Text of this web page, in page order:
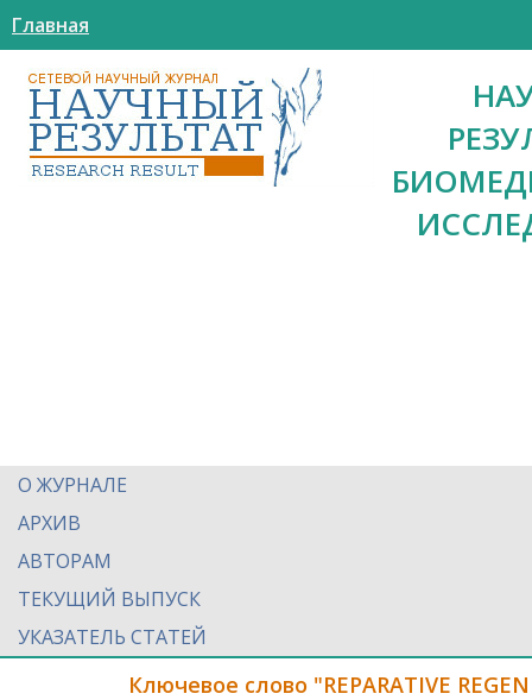
Главная
О ЖУРНАЛЕ
АРХИВ
АВТОРАМ
ТЕКУЩИЙ ВЫПУСК
УКАЗАТЕЛЬ СТАТЕЙ
Ключевое слово "REPARATIVE